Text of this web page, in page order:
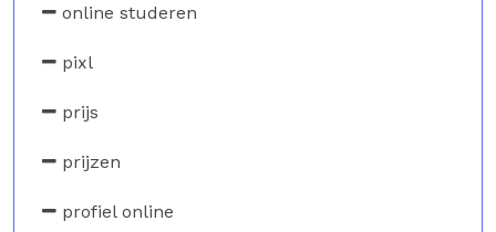
online studeren
pixl
prijs
prijzen
profiel online